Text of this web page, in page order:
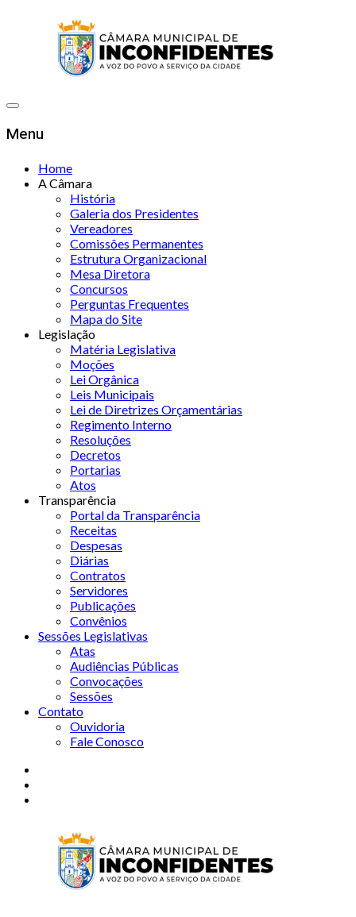
Menu
Home
A Câmara
História
Galeria dos Presidentes
Vereadores
Comissões Permanentes
Estrutura Organizacional
Mesa Diretora
Concursos
Perguntas Frequentes
Mapa do Site
Legislação
Matéria Legislativa
Moções
Lei Orgânica
Leis Municipais
Lei de Diretrizes Orçamentárias
Regimento Interno
Resoluções
Decretos
Portarias
Atos
Transparência
Portal da Transparência
Receitas
Despesas
Diárias
Contratos
Servidores
Publicações
Convênios
Sessões Legislativas
Atas
Audiências Públicas
Convocações
Sessões
Contato
Ouvidoria
Fale Conosco